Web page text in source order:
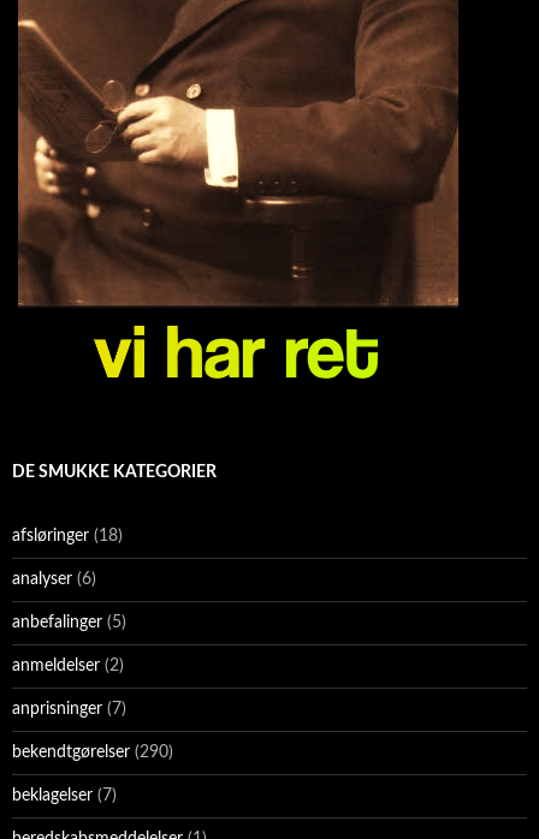
DE SMUKKE KATEGORIER
afsløringer (18)
analyser (6)
anbefalinger (5)
anmeldelser (2)
anprisninger (7)
bekendtgørelser (290)
beklagelser (7)